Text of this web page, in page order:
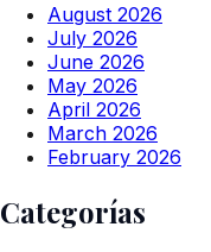
August 2026
July 2026
June 2026
May 2026
April 2026
March 2026
February 2026
Categorías